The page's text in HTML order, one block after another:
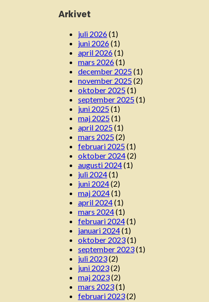
Arkivet
juli 2026(1)
juni 2026(1)
april 2026(1)
mars 2026(1)
december 2025(1)
november 2025(2)
oktober 2025(1)
september 2025(1)
juni 2025(1)
maj 2025(1)
april 2025(1)
mars 2025(2)
februari 2025(1)
oktober 2024(2)
augusti 2024(1)
juli 2024(1)
juni 2024(2)
maj 2024(1)
april 2024(1)
mars 2024(1)
februari 2024(1)
januari 2024(1)
oktober 2023(1)
september 2023(1)
juli 2023(2)
juni 2023(2)
maj 2023(2)
mars 2023(1)
februari 2023(2)